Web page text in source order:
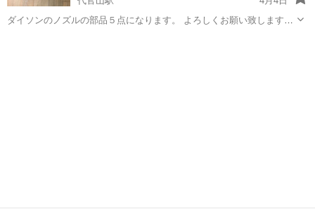
ダイソンのノズルの部品５点になります。 よろしくお願い致します。